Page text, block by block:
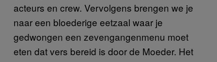
acteurs en crew. Vervolgens brengen we je
naar een bloederige eetzaal waar je
gedwongen een zevengangenmenu moet
eten dat vers bereid is door de Moeder. Het